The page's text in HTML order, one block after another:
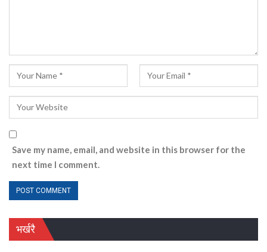
Save my name, email, and website in this browser for the
next time I comment.
भर्खरै